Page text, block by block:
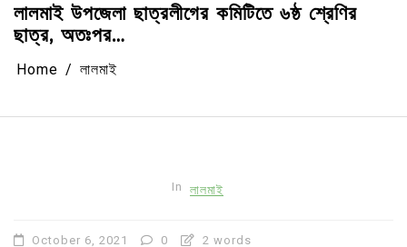
লালমাই উপজেলা ছাত্রলীগের কমিটিতে ৬ষ্ঠ শ্রেণির
ছাত্র, অতঃপর…
Home লালমাই
In লালমাই
October 6, 2021 0 2 words